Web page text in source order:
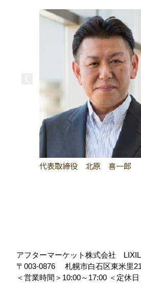
代表取締役 北原 喜一郎
アフターマーケット株式会社
〒003-0876
札幌市白石区東米里
＜営業時間＞10:00～17:00 ＜定休